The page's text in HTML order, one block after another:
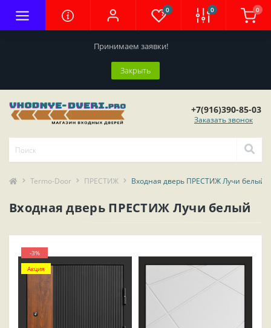
Принимаем заявки!
Закрыть
0 0 0
+7(916)390-85-03
Заказать звонок
Termo-Door ПРЕСТИЖ Входная дверь ПРЕСТИЖ Лучи белый
Входная дверь ПРЕСТИЖ Лучи белый
-3%
Акция